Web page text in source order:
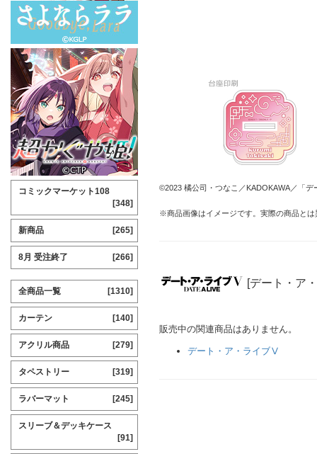
©2023 橘公司・つなこ／KADOKAWA／「
※商品画像はイメージです。実際の商品と
[デート・ア
販売中の関連商品はありません。
デート・ア・ライブⅤ
コミックマーケット108
[348]
新商品 [265]
8月 受注終了 [266]
全商品一覧 [1310]
カーテン [140]
アクリル商品 [279]
タペストリー [319]
ラバーマット [245]
スリーブ＆デッキケース
[91]